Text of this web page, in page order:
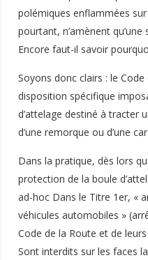
polémiques enflammées
pourtant, n’amènent
Encore faut-il savoir
Soyons donc clairs : le
disposition spécifique
d’attelage destiné à tracter
d’une remorque ou d’une
Dans la pratique, dès lors
protection de la boule
ad-hoc Dans le Titre 1er, «
véhicules automobiles »
Code de la Route et de
Sont interdits sur les faces